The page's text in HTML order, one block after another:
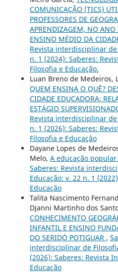
COMUNICAÇÃO (TICS)
PROFESSORES DE
APRENDIZAGEM, NO ANO
ENSINO MÉDIO DA
Revista interdisciplinar de
n. 1 (2024): Saberes:
Filosofia e Educação.
Luan Breno de Medeiros,
QUEM ENSINA O QUÊ?
CIDADE EDUCADORA:
ESTÁGIO
Revista interdisciplinar de
n. 1 (2026): Saberes:
Filosofia e Educação
Dayane Lopes de
Melo, A educação
Saberes: Revista
Educação: v. 22 n. 1
Educação
Talita Nascimento
Djanni Martinho dos
CONHECIMENTO
INFANTIL E ENSINO
DO SERIDÓ POTIGUAR ,
interdisciplinar de
(2026): Saberes: Revista
Educação